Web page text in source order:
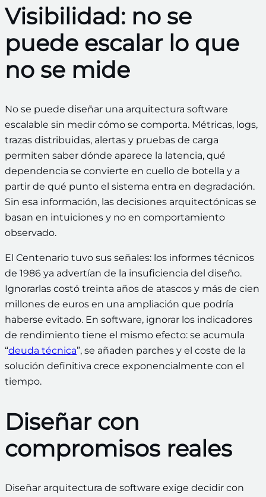
Visibilidad: no se
puede escalar lo que
no se mide
No se puede diseñar una arquitectura software
escalable sin medir cómo se comporta. Métricas, logs,
trazas distribuidas, alertas y pruebas de carga
permiten saber dónde aparece la latencia, qué
dependencia se convierte en cuello de botella y a
partir de qué punto el sistema entra en degradación.
Sin esa información, las decisiones arquitectónicas se
basan en intuiciones y no en comportamiento
observado.
El Centenario tuvo sus señales: los informes técnicos
de 1986 ya advertían de la insuficiencia del diseño.
Ignorarlas costó treinta años de atascos y más de cien
millones de euros en una ampliación que podría
haberse evitado. En software, ignorar los indicadores
de rendimiento tiene el mismo efecto: se acumula
“deuda técnica”, se añaden parches y el coste de la
solución definitiva crece exponencialmente con el
tiempo.
Diseñar con
compromisos reales
Diseñar arquitectura de software exige decidir con